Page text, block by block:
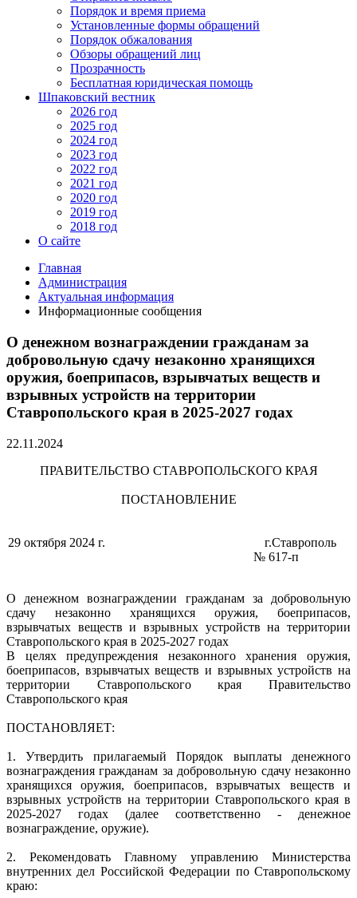
Порядок и время приема
Установленные формы обращений
Порядок обжалования
Обзоры обращений лиц
Прозрачность
Бесплатная юридическая помощь
Шпаковский вестник
2026 год
2025 год
2024 год
2023 год
2022 год
2021 год
2020 год
2019 год
2018 год
О сайте
Главная
Администрация
Актуальная информация
Информационные сообщения
О денежном вознаграждении гражданам за
добровольную сдачу незаконно хранящихся
оружия, боеприпасов, взрывчатых веществ и
взрывных устройств на территории
Ставропольского края в 2025-2027 годах
22.11.2024
ПРАВИТЕЛЬСТВО СТАВРОПОЛЬСКОГО КРАЯ
ПОСТАНОВЛЕНИЕ
29 октября 2024 г. г.Ставрополь
№ 617-п
О денежном вознаграждении гражданам за добровольную
сдачу незаконно хранящихся оружия, боеприпасов,
взрывчатых веществ и взрывных устройств на территории
Ставропольского края в 2025-2027 годах
В целях предупреждения незаконного хранения оружия,
боеприпасов, взрывчатых веществ и взрывных устройств на
территории Ставропольского края Правительство
Ставропольского края
ПОСТАНОВЛЯЕТ:
1. Утвердить прилагаемый Порядок выплаты денежного
вознаграждения гражданам за добровольную сдачу незаконно
хранящихся оружия, боеприпасов, взрывчатых веществ и
взрывных устройств на территории Ставропольского края в
2025-2027 годах (далее соответственно - денежное
вознаграждение, оружие).
2. Рекомендовать Главному управлению Министерства
внутренних дел Российской Федерации по Ставропольскому
краю: